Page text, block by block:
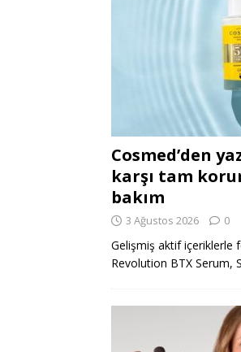
Cosmed’den
karşı tam
bakım
3 Ağustos 2026 0
Gelişmiş aktif içeriklerle
Revolution BTX Serum,